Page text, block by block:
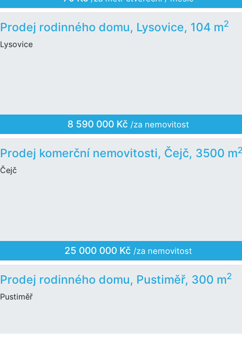
Prodej rodinného domu, Lysovice, 104 m2
Lysovice
8 590 000 Kč /za nemovitost
Prodej komerční nemovitosti, Čejč, 3500 m
Čejč
25 000 000 Kč /za nemovitost
Prodej rodinného domu, Pustiměř, 300 m2
Pustiměř